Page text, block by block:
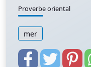
Proverbe oriental
mer